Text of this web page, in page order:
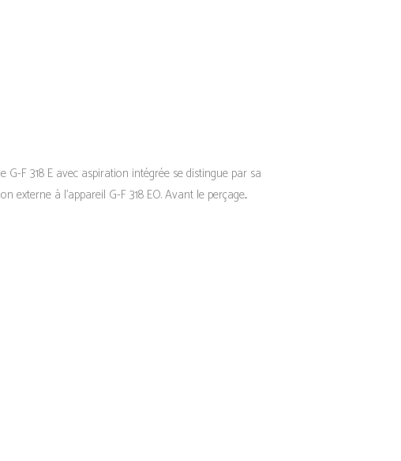
F 318 E avec aspiration intégrée se distingue par sa
à l’appareil G-F 318 EO. Avant le perçage...